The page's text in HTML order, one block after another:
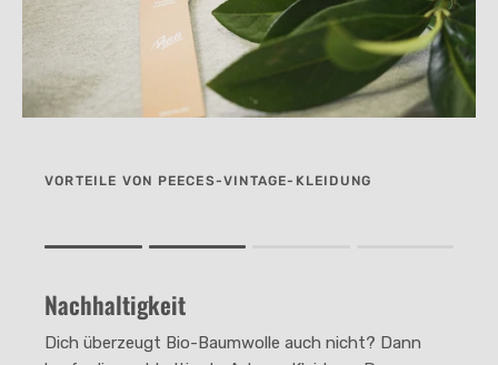
VORTEILE VON PEECES-VINTAGE-KLEIDUNG
The rating of this product for "" is 2.
Nachhaltigkeit
Dich überzeugt Bio-Baumwolle auch nicht? Dann